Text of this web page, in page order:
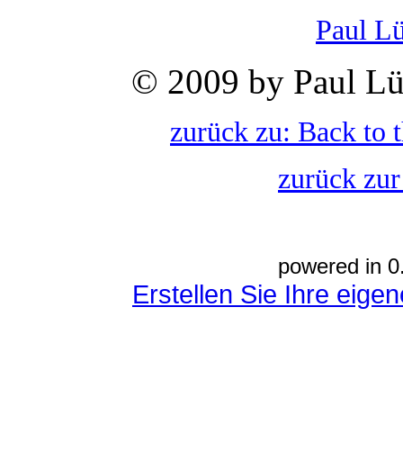
Paul
© 2009 by Paul
zurück zu: Back to
zurück
powered in
Erstellen Sie Ihre